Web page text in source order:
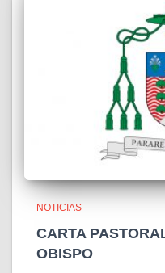
NOTICIAS
CARTA
OBISPO